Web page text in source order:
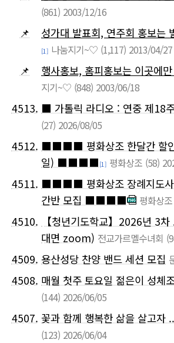
(861) 2003/12/16
📌 성가대 발표회, 연주회 홍보는
[1] 나눔지기~♡ (1,117) 2013/04/27
📌 행사홍보, 홈피홍보는 이곳에
지기~♡ (848) 2003/06/18
4513. ■ 가톨릭 라디오 : 연중 제18
(27) 2026/08/05
4512. ■■■■ 평화상조 한달간 할
일) ■■■■​ [1] 평화상조 (58)
4511. ■■■■ 평화상조 장례지도사
간반 모집 ■■■■​
평화상조
4510.
【청년기도학교】2026년 3
대면 zoom) 전교가르멜수녀회
4509. 용산성당 찬양 밴드 세션 모집
4508. 매월 첫주 토요일 젊은이 성체
(144) 2026/06/05
4507. 꽃과 함께 행복한 삶을 살고자
(123) 2026/06/04